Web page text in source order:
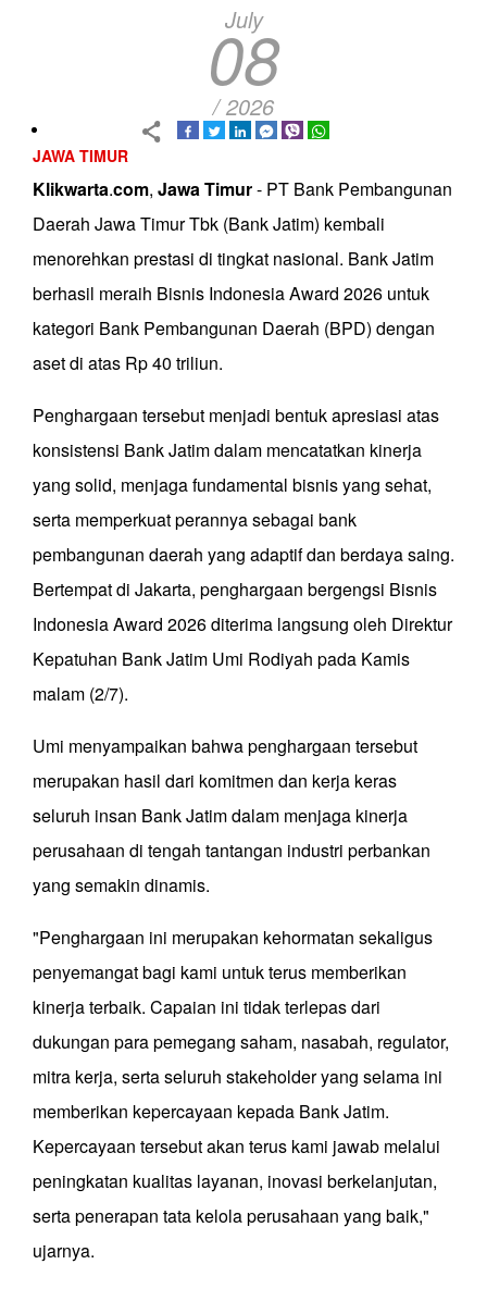
July
08
/ 2026
JAWA TIMUR
Klikwarta.com, JawaTimur- PT Bank Pembangunan
Daerah Jawa Timur Tbk (Bank Jatim) kembali
menorehkan prestasi di tingkat nasional. Bank Jatim
berhasil meraih Bisnis Indonesia Award 2026 untuk
kategori Bank Pembangunan Daerah (BPD) dengan
aset di atas Rp 40 triliun.
Penghargaan tersebut menjadi bentuk apresiasi atas
konsistensi Bank Jatim dalam mencatatkan kinerja
yang solid, menjaga fundamental bisnis yang sehat,
serta memperkuat perannya sebagai bank
pembangunan daerah yang adaptif dan berdaya saing.
Bertempat di Jakarta, penghargaan bergengsi Bisnis
Indonesia Award 2026 diterima langsung oleh Direktur
Kepatuhan Bank Jatim Umi Rodiyah pada Kamis
malam (2/7).
Umi menyampaikan bahwa penghargaan tersebut
merupakan hasil dari komitmen dan kerja keras
seluruh insan Bank Jatim dalam menjaga kinerja
perusahaan di tengah tantangan industri perbankan
yang semakin dinamis.
"Penghargaan ini merupakan kehormatan sekaligus
penyemangat bagi kami untuk terus memberikan
kinerja terbaik. Capaian ini tidak terlepas dari
dukungan para pemegang saham, nasabah, regulator,
mitra kerja, serta seluruh stakeholder yang selama ini
memberikan kepercayaan kepada Bank Jatim.
Kepercayaan tersebut akan terus kami jawab melalui
peningkatan kualitas layanan, inovasi berkelanjutan,
serta penerapan tata kelola perusahaan yang baik,"
ujarnya.